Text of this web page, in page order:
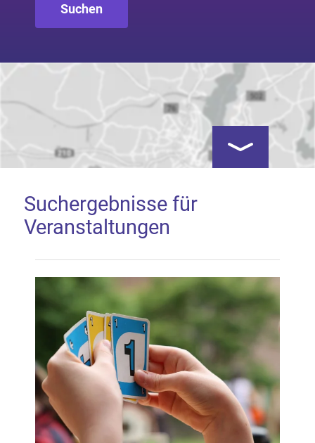
Google Map laden
Mit dem Laden der Karte akzeptieren Sie, dass die
Anwendung Google Maps beim Aktivieren von
Inhalten Cookies auf Ihrem Gerät setzt, z.B. zwecks
Reichweitenmessung und profilbasierter Werbung.
Näheres s.
zur Datenschutzerklärung
Hier können Sie Ihre Cookie-
Einstellungen anpassen
Kartenansicht
Suchergebnisse für
Veranstaltungen